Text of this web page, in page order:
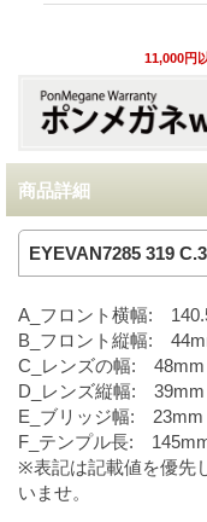
11,000円
商品詳細
EYEVAN7285 319
A_フロント横幅:
B_フロント縦幅:
C_レンズの幅: 48mm
D_レンズ縦幅: 39mm
E_ブリッジ幅: 23mm
F_テンプル長:
※表記は記載値を優先
いませ。